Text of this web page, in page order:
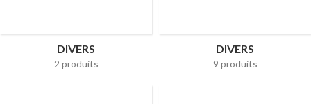
DIVERS
2 produits
DIVERS
9 produits